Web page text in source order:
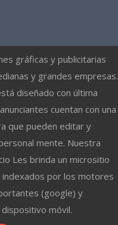
gráficas y publicitarias
y grandes empresas.
diseñado con última
cuentan con una
que pueden editar y
mente. Nuestra
Les brinda un micrositio
por los motores
(google) y
móvil.